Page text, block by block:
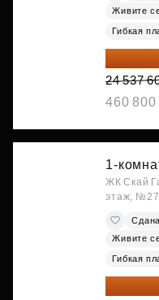
Живите
Гибкая
19 630
24 537
460 800
1-
ЖК Скай
этаж,
Сдана
Живите
Гибкая
20 609